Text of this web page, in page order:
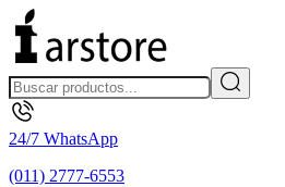
24/7 WhatsApp
(011) 2777-6553